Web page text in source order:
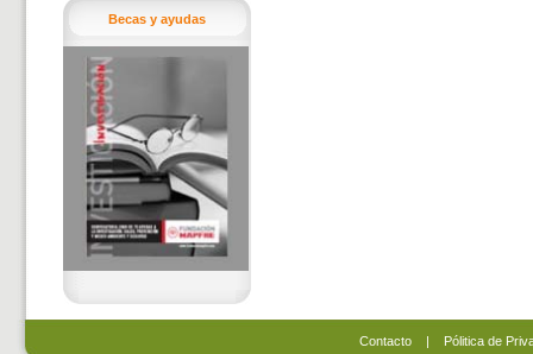
Becas y ayudas
Contacto| Pólitica de